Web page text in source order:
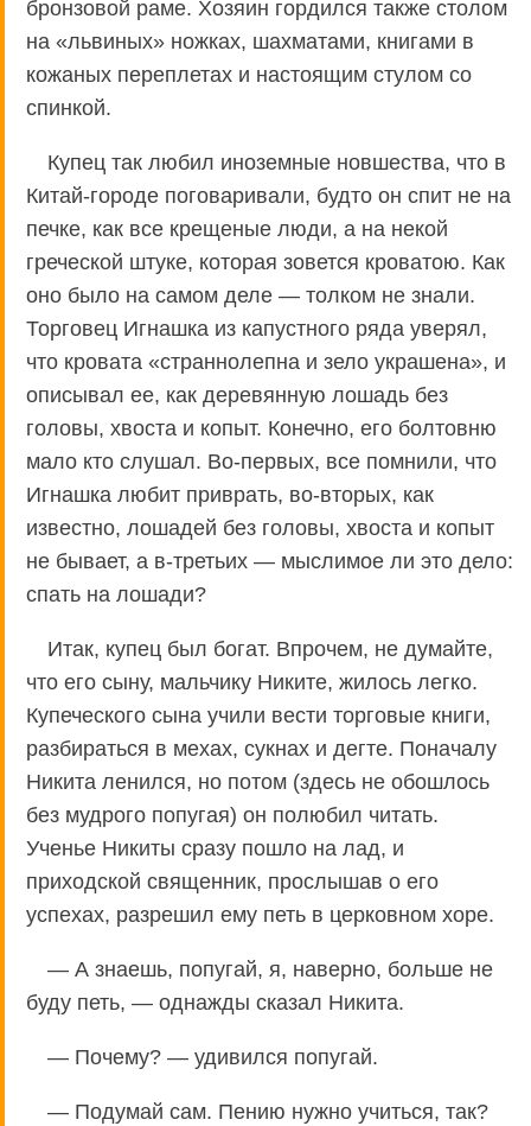
бронзовой раме. Хозяин гордился также столом
на «львиных» ножках, шахматами, книгами в
кожаных переплетах и настоящим стулом со
спинкой.
Купец так любил иноземные новшества, что в
Китай-городе поговаривали, будто он спит не на
печке, как все крещеные люди, а на некой
греческой штуке, которая зовется кроватою. Как
оно было на самом деле — толком не знали.
Торговец Игнашка из капустного ряда уверял,
что кровата «страннолепна и зело украшена», и
описывал ее, как деревянную лошадь без
головы, хвоста и копыт. Конечно, его болтовню
мало кто слушал. Во-первых, все помнили, что
Игнашка любит приврать, во-вторых, как
известно, лошадей без головы, хвоста и копыт
не бывает, а в-третьих — мыслимое ли это дело:
спать на лошади?
Итак, купец был богат. Впрочем, не думайте,
что его сыну, мальчику Никите, жилось легко.
Купеческого сына учили вести торговые книги,
разбираться в мехах, сукнах и дегте. Поначалу
Никита ленился, но потом (здесь не обошлось
без мудрого попугая) он полюбил читать.
Ученье Никиты сразу пошло на лад, и
приходской священник, прослышав о его
успехах, разрешил ему петь в церковном хоре.
— А знаешь, попугай, я, наверно, больше не
буду петь, — однажды сказал Никита.
— Почему? — удивился попугай.
— Подумай сам. Пению нужно учиться, так?